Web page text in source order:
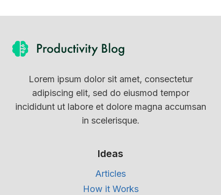
Lorem ipsum dolor sit amet, consectetur
adipiscing elit, sed do eiusmod tempor
incididunt ut labore et dolore magna accumsan
in scelerisque.
Ideas
Articles
How it Works